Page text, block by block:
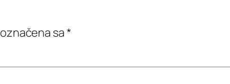
sa*